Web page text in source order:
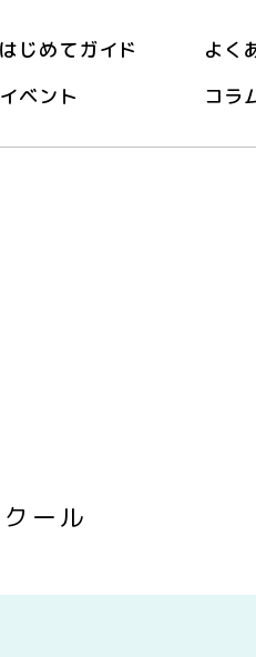
はじめてガイド
よく
イベント コラ
ール